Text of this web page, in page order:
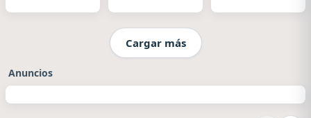
Cargar más
Anuncios